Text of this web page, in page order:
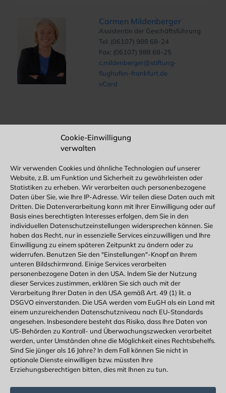
Cookie-Einwilligung
verwalten
Wir verwenden Cookies und ähnliche Technologien auf unserer
Website, z.B. um Funktion und Sicherheit zu gewährleisten oder
Statistiken zu erheben. Wir verarbeiten auch personenbezogene
Daten über Sie, wie Ihre IP-Adresse. Wir teilen diese Daten auch mit
Dritten. Die Datenverarbeitung kann mit Ihrer Einwilligung oder auf
Basis eines berechtigten Interesses erfolgen, dem Sie in den
individuellen Datenschutzeinstellungen widersprechen können. Sie
haben das Recht, nur in essenzielle Services einzuwilligen und Ihre
Einwilligung zu einem späteren Zeitpunkt zu ändern oder zu
widerrufen. Benutzen Sie den "Einstellungen"-Knopf an Ihrem
unteren Bildschirmrand. Einige Services verarbeiten
personenbezogene Daten in den USA. Indem Sie der Nutzung
dieser Services zustimmen, erklären Sie sich auch mit der
Verarbeitung Ihrer Daten in den USA gemäß Art. 49 (1) lit. a
DSGVO einverstanden. Die USA werden vom EuGH als ein Land mit
einem unzureichenden Datenschutzniveau nach EU-Standards
angesehen. Insbesondere besteht das Risiko, dass Ihre Daten von
US-Behörden zu Kontroll- und Überwachungszwecken verarbeitet
werden, unter Umständen ohne die Möglichkeit eines Rechtsbehelfs.
Sind Sie jünger als 16 Jahre? In dem Fall können Sie nicht in
optionale Dienste einwilligen bzw. müssten Ihre
Erziehungsberechtigen bitten, dies mit Ihnen zu tun.
Carmen Mildenberger
Assistentin der Geschäftsführung
Tel: (06107) 988 68-24
Fax: (06107) 988 68-25
c.mildenberger@stiftung-
flughafen-frankfurt.de
vCard
SCHLAGWÖRTER
CSI Evolution
CSI Medicine Dia-Katalog
Dia-Sammlung
Fauna
Festival Film Flüchtlinge Fotografie
Frankfurt
Gründung
Hanau Hessen Integration
Jugendliche
Jung+Alt
Kelsterbach Kinder Lernen
Main-Kinzig-Kreis
Mainz
Museum Musical Musik Neustadt
Offenbach
Orchester
Rhein-Main
Rhein-Main-Gebiet
Rhein-Main-Region
Rheingau Riedberg
Rüsselsheim
Spiel
Stadtentwicklung Streuobst
Suchttherapie
Tanzprojekt
Zeitzeugen Ökologisch
FÖRDERANTRAG